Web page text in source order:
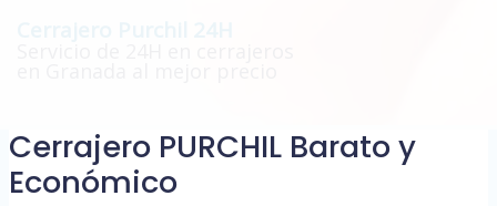
Cerrajero PURCHIL Barato y
Económico